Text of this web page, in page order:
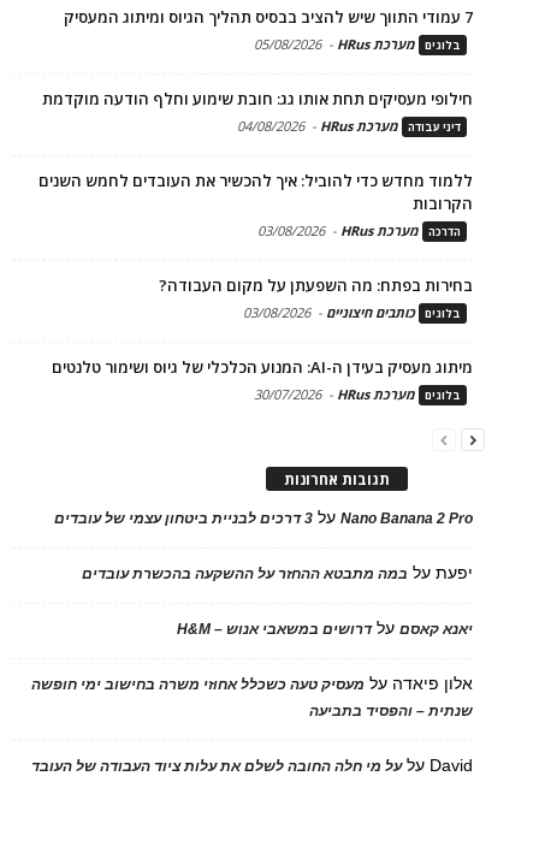
7 עמודי התווך שיש להציב בבסיס תהליך הגיוס ומיתוג המעסיק
בלוגים מערכת HRus -
05/08/2026
חילופי מעסיקים תחת אותו גג: חובת שימוע וחלף הודעה מוקדמת
דיני עבודה מערכת HRus -
04/08/2026
ללמוד מחדש כדי להוביל: איך להכשיר את העובדים לחמש השנים
הקרובות
הדרכה מערכת HRus -
03/08/2026
בחירות בפתח: מה השפעתן על מקום העבודה?
בלוגים כותבים חיצוניים -
03/08/2026
מיתוג מעסיק בעידן ה-AI: המנוע הכלכלי של גיוס ושימור טלנטים
בלוגים מערכת HRus -
30/07/2026
תגובות אחרונות
Nano Banana 2 Proעל 3 דרכים לבניית ביטחון עצמי של עובדים
יפעתעל במה מתבטא ההחזר על ההשקעה בהכשרת עובדים
יאנא קאסםעלדרושים במשאבי אנוש – H&M
אלון פיאדה על מעסיק טעה כשכלל אחוזי משרה בחישוב ימי חופשה
שנתית – והפסיד בתביעה
David עלעל מי חלה החובה לשלם את עלות ציוד העבודה של העובד